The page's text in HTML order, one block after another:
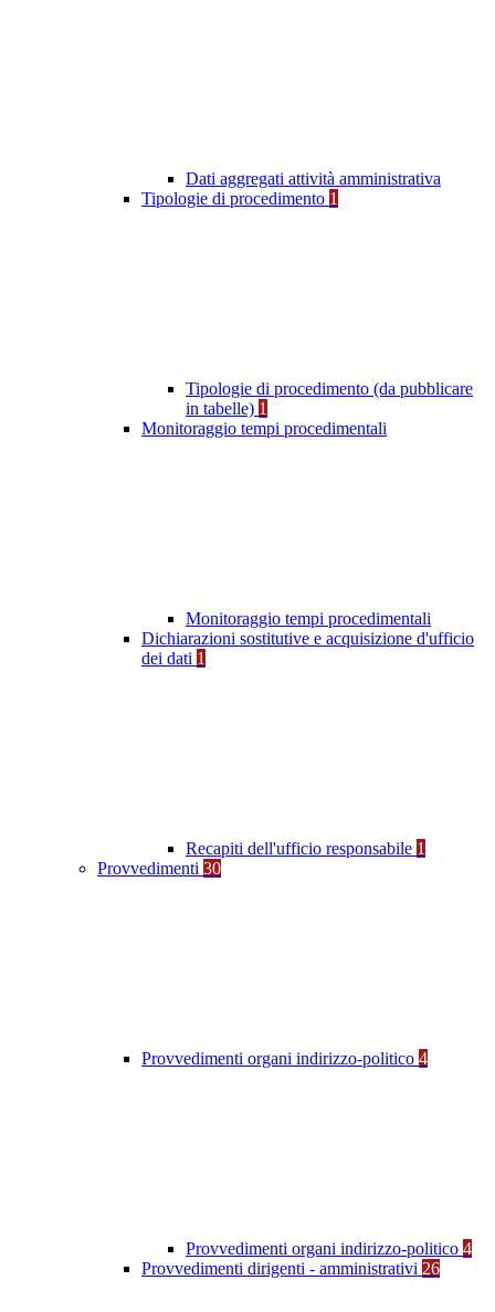
Dati aggregati attività amministrativa
Tipologie di procedimento 1
Tipologie di procedimento (da pubblicare
in tabelle) 1
Monitoraggio tempi procedimentali
Monitoraggio tempi procedimentali
Dichiarazioni sostitutive e acquisizione d'ufficio
dei dati 1
Recapiti dell'ufficio responsabile 1
Provvedimenti 30
Provvedimenti organi indirizzo-politico 4
Provvedimenti organi indirizzo-politico 4
Provvedimenti dirigenti - amministrativi 26